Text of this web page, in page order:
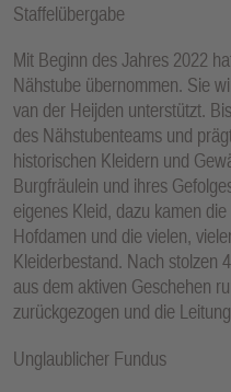
Staffelübergabe
Mit Beginn des Jahres 2022
Nähstube übernommen. Sie
van der Heijden unterstützt.
des Nähstubenteams und
historischen Kleidern und
Burgfräulein und ihres
eigenes Kleid, dazu kamen
Hofdamen und die vielen,
Kleiderbestand. Nach stolzen
aus dem aktiven Geschehen
zurückgezogen und die
Unglaublicher Fundus